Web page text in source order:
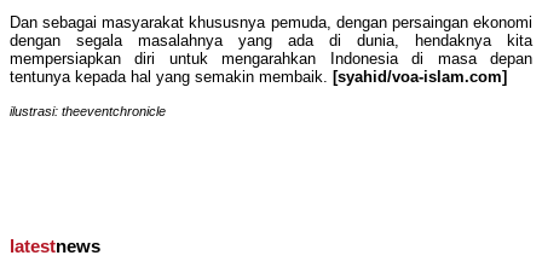
Dan sebagai masyarakat khususnya pemuda, dengan persaingan ekonomi
dengan segala masalahnya yang ada di dunia, hendaknya kita
mempersiapkan diri untuk mengarahkan Indonesia di masa depan
tentunya kepada hal yang semakin membaik. [syahid/voa-islam.com]
ilustrasi: theeventchronicle
latestnews